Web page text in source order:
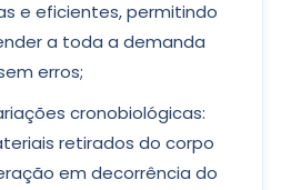
e eficientes, permitindo
a toda a demanda
erros;
cronobiológicas:
retirados do corpo
em decorrência do